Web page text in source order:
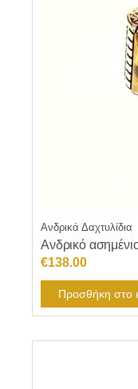
να
στη
Ανδρικά Δαχτυλίδια
Ανδρικό
€138.00
Προσθήκη στο